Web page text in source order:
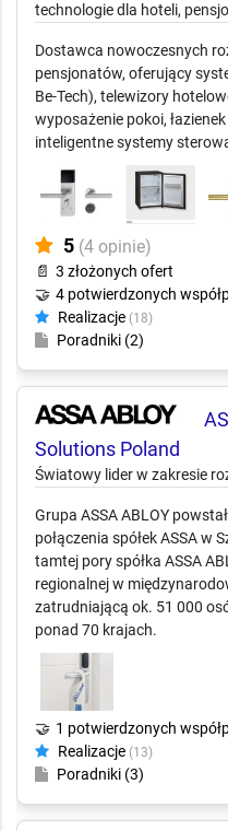
technologie dla hoteli,
Dostawca nowoczesnych
pensjonatów, oferujący
Be-Tech), telewizory
wyposażenie pokoi,
inteligentne systemy
5 (4 opinie)
📄 3 złożonych ofert
🤝 4 potwierdzonych
Realizacje (18)
Poradniki (2)
Solutions Poland
Światowy lider w zakresie
Grupa ASSA ABLOY
połączenia spółek ASSA w
tamtej pory spółka ASSA
regionalnej w
zatrudniającą ok. 51 000
ponad 70 krajach.
🤝 1 potwierdzonych
Realizacje (13)
Poradniki (3)